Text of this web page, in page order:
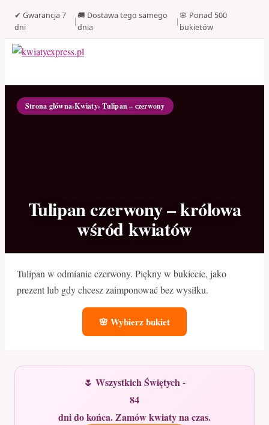
✔ Gwarancja 7
dni
|
🚚 Dostawa tego samego
dnia
|
🌸 Ponad 500
bukietów
Strona główna›Kwiaty› Tulipan – czerwony
Tulipan czerwony – królowa
wśród kwiatów
Tulipan w odmianie czerwony. Piękny w bukiecie, jako
prezent lub gdy chcesz zaimponować bez wysiłku.
🌸 Wybierz bukiet
🌷 Wszystkich Świętych -
84
dni do końca. Zamów kwiaty na czas.